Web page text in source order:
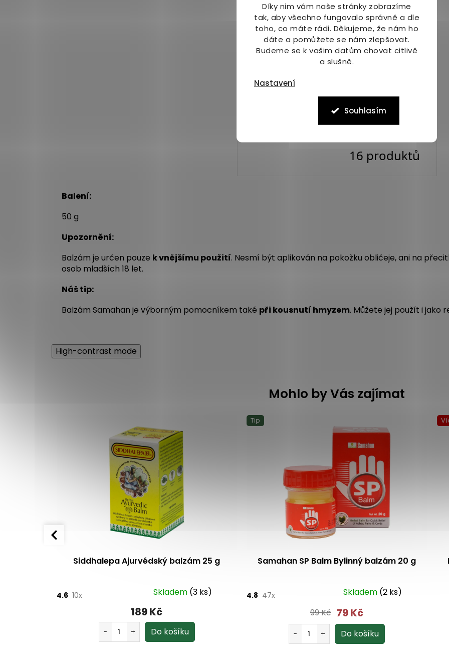
Díky nim vám naše stránky zobrazíme
tak, aby všechno fungovalo správně a dle
toho, co máte rádi. Děkujeme, že nám ho
dáte a pomůžete se nám zlepšovat.
Budeme se k vašim datům chovat citlivě
a slušně.
Nastavení
Souhlasím
Balení:
50 g
Upozornění:
Balzám je určen pouze k vnějšímu použití. Nesmí být aplikován na pokožku obličeje, ani na
osob mladších 18 let.
Náš tip:
Balzám Samahan je výborným pomocníkem také při kousnutí hmyzem. Můžete jej použít i jako
High-contrast mode
Mohlo by Vás zajímat
Siddhalepa Ajurvédský balzám 25 g
4.6 10x Skladem (3 ks)
189 Kč
Tip
Samahan SP Balm Bylinný balzám 20 g
4.8 47x Skladem (2 ks)
99 Kč 79 Kč